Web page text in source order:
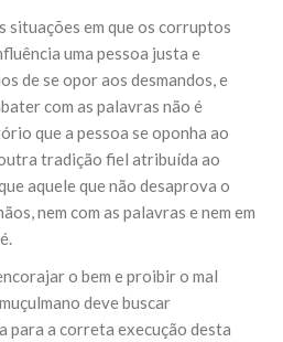
situações em que os corruptos
uma pessoa justa e
de se opor aos desmandos, e
com as palavras não é
que a pessoa se oponha ao
tradição fiel atribuída ao
aquele que não desaprova o
nem com as palavras e nem em
o bem e proibir o mal
deve buscar
para a correta execução desta